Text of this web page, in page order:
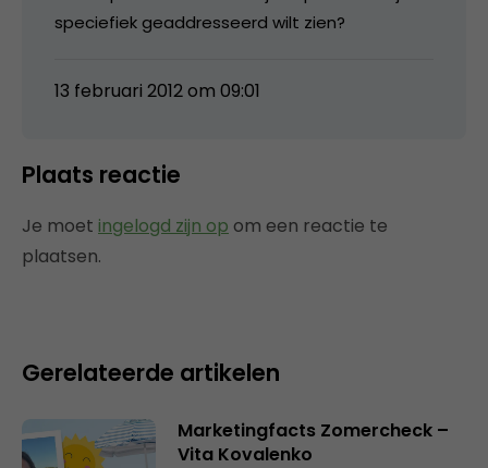
speciefiek geaddresseerd wilt zien?
13 februari 2012 om 09:01
Plaats reactie
Je moet ingelogd zijn op om een reactie te
plaatsen.
Gerelateerde artikelen
Marketingfacts Zomercheck –
Vita Kovalenko